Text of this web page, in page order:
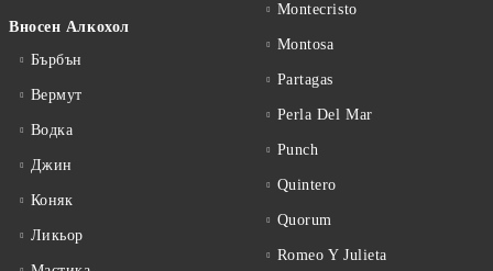
Вносен Алкохол
Бърбън
Вермут
Водка
Джин
Коняк
Ликьор
Montecristo
Montosa
Partagas
Perla Del Mar
Punch
Quintero
Quorum
Romeo Y Julieta